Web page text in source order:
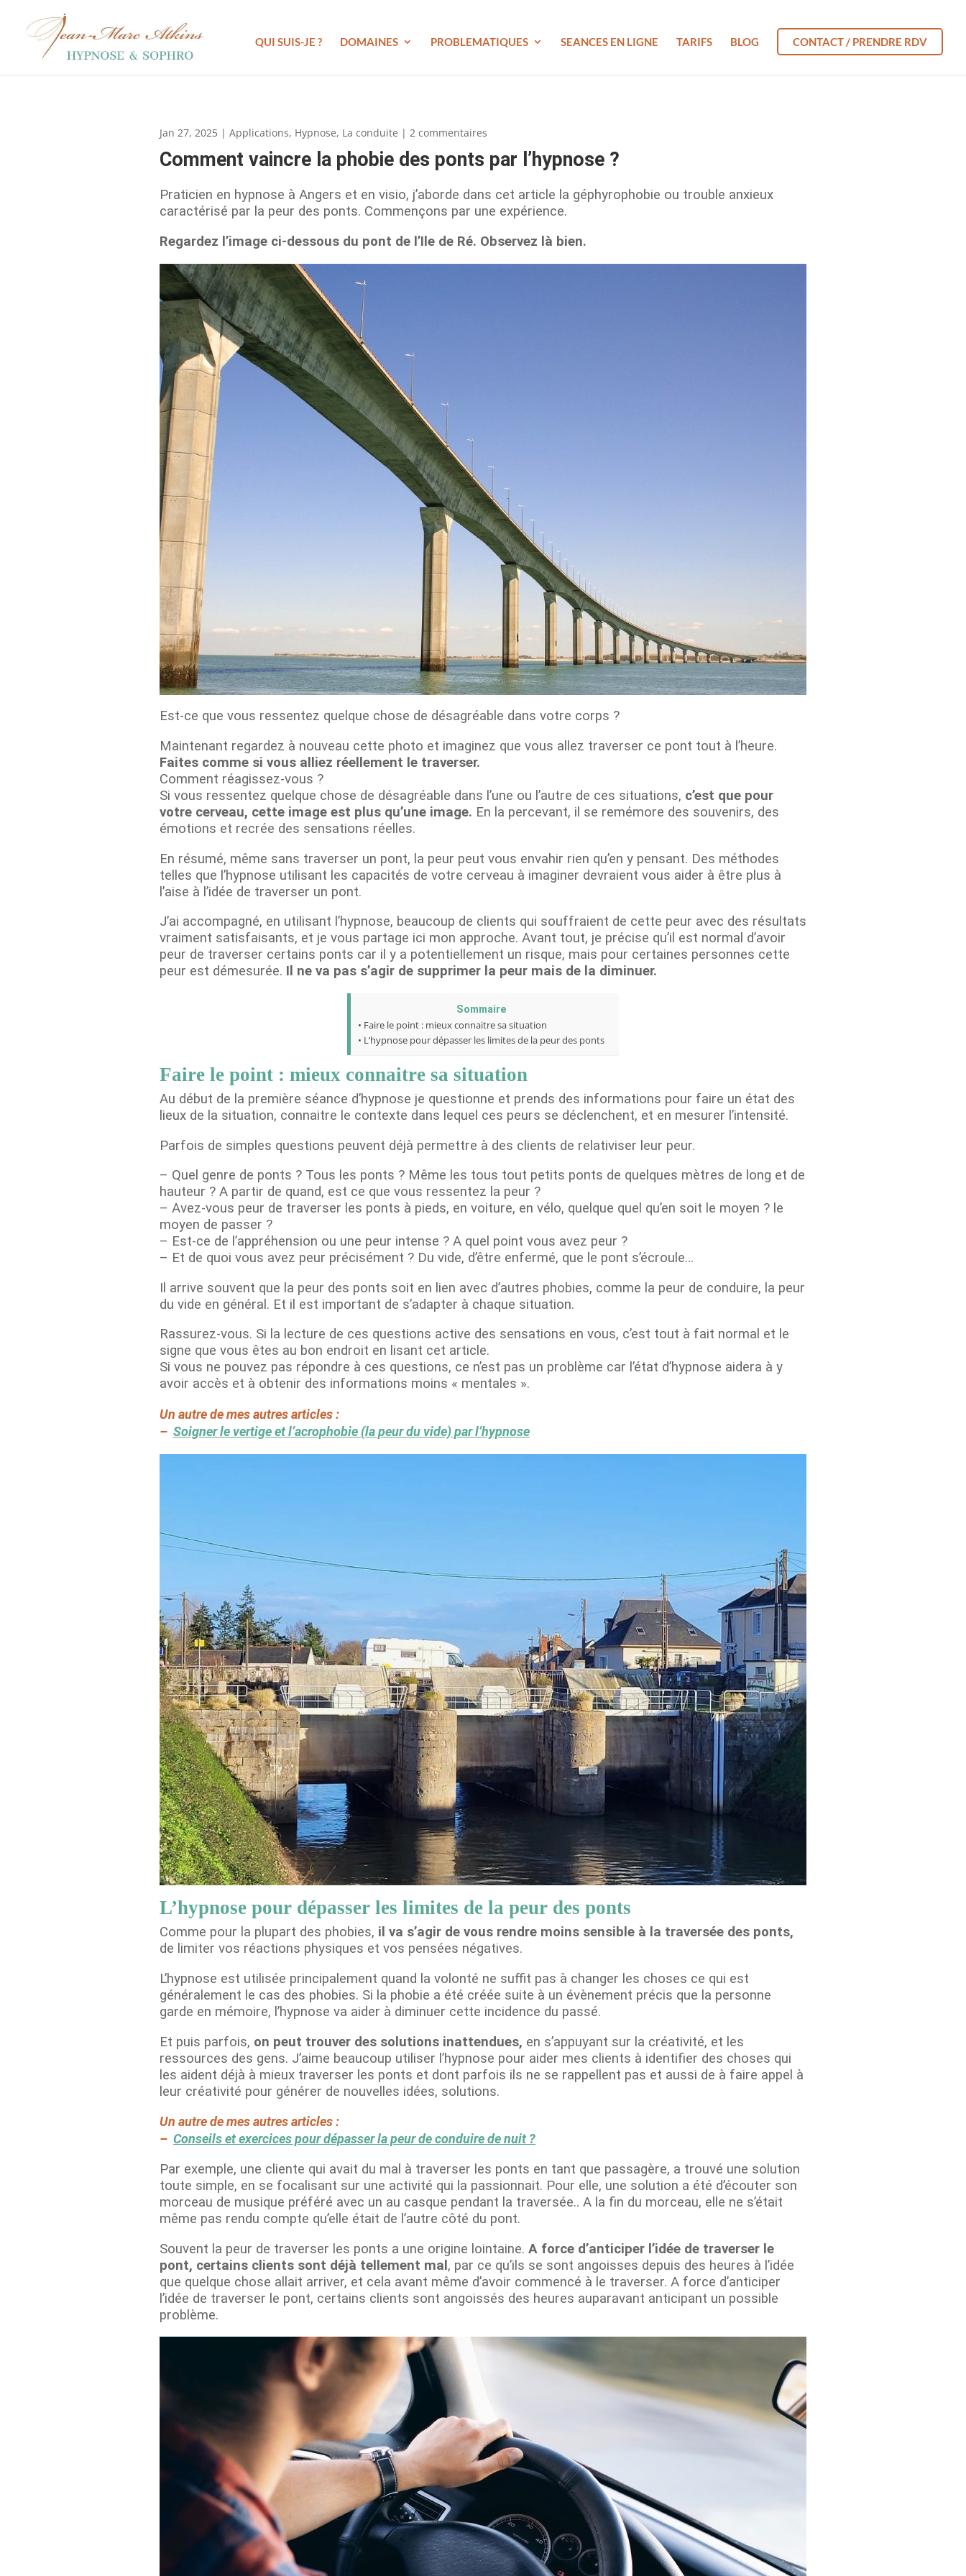
QUI SUIS-JE ? DOMAINES PROBLEMATIQUES SEANCES EN LIGNE TARIFS BLOG CONTACT / PRENDRE RDV
Jan 27, 2025 | Applications, Hypnose, La conduite | 2 commentaires
Comment vaincre la phobie des ponts par l’hypnose ?
Praticien en hypnose à Angers et en visio, j’aborde dans cet article la géphyrophobie ou trouble anxieux
caractérisé par la peur des ponts. Commençons par une expérience.
Regardez l’image ci-dessous du pont de l’Ile de Ré. Observez là bien.
Est-ce que vous ressentez quelque chose de désagréable dans votre corps ?
Maintenant regardez à nouveau cette photo et imaginez que vous allez traverser ce pont tout à l’heure.
Faites comme si vous alliez réellement le traverser.
Comment réagissez-vous ?
Si vous ressentez quelque chose de désagréable dans l’une ou l’autre de ces situations, c’est que pour
votre cerveau, cette image est plus qu’une image. En la percevant, il se remémore des souvenirs, des
émotions et recrée des sensations réelles.
En résumé, même sans traverser un pont, la peur peut vous envahir rien qu’en y pensant. Des méthodes
telles que l’hypnose utilisant les capacités de votre cerveau à imaginer devraient vous aider à être plus à
l’aise à l’idée de traverser un pont.
J’ai accompagné, en utilisant l’hypnose, beaucoup de clients qui souffraient de cette peur avec des résultats
vraiment satisfaisants, et je vous partage ici mon approche. Avant tout, je précise qu’il est normal d’avoir
peur de traverser certains ponts car il y a potentiellement un risque, mais pour certaines personnes cette
peur est démesurée. Il ne va pas s’agir de supprimer la peur mais de la diminuer.
Sommaire
Faire le point : mieux connaitre sa situation
L’hypnose pour dépasser les limites de la peur des ponts
Faire le point : mieux connaitre sa situation
Au début de la première séance d’hypnose je questionne et prends des informations pour faire un état des
lieux de la situation, connaitre le contexte dans lequel ces peurs se déclenchent, et en mesurer l’intensité.
Parfois de simples questions peuvent déjà permettre à des clients de relativiser leur peur.
– Quel genre de ponts ? Tous les ponts ? Même les tous tout petits ponts de quelques mètres de long et de
hauteur ? A partir de quand, est ce que vous ressentez la peur ?
– Avez-vous peur de traverser les ponts à pieds, en voiture, en vélo, quelque quel qu’en soit le moyen ? le
moyen de passer ?
– Est-ce de l’appréhension ou une peur intense ? A quel point vous avez peur ?
– Et de quoi vous avez peur précisément ? Du vide, d’être enfermé, que le pont s’écroule…
Il arrive souvent que la peur des ponts soit en lien avec d’autres phobies, comme la peur de conduire, la peur
du vide en général. Et il est important de s’adapter à chaque situation.
Rassurez-vous. Si la lecture de ces questions active des sensations en vous, c’est tout à fait normal et le
signe que vous êtes au bon endroit en lisant cet article.
Si vous ne pouvez pas répondre à ces questions, ce n’est pas un problème car l’état d’hypnose aidera à y
avoir accès et à obtenir des informations moins « mentales ».
Un autre de mes autres articles :
– Soigner le vertige et l’acrophobie (la peur du vide) par l’hypnose
L’hypnose pour dépasser les limites de la peur des ponts
Comme pour la plupart des phobies, il va s’agir de vous rendre moins sensible à la traversée des ponts,
de limiter vos réactions physiques et vos pensées négatives.
L’hypnose est utilisée principalement quand la volonté ne suffit pas à changer les choses ce qui est
généralement le cas des phobies. Si la phobie a été créée suite à un évènement précis que la personne
garde en mémoire, l’hypnose va aider à diminuer cette incidence du passé.
Et puis parfois, on peut trouver des solutions inattendues, en s’appuyant sur la créativité, et les
ressources des gens. J’aime beaucoup utiliser l’hypnose pour aider mes clients à identifier des choses qui
les aident déjà à mieux traverser les ponts et dont parfois ils ne se rappellent pas et aussi de à faire appel à
leur créativité pour générer de nouvelles idées, solutions.
Un autre de mes autres articles :
– Conseils et exercices pour dépasser la peur de conduire de nuit ?
Par exemple, une cliente qui avait du mal à traverser les ponts en tant que passagère, a trouvé une solution
toute simple, en se focalisant sur une activité qui la passionnait. Pour elle, une solution a été d’écouter son
morceau de musique préféré avec un au casque pendant la traversée.. A la fin du morceau, elle ne s’était
même pas rendu compte qu’elle était de l’autre côté du pont.
Souvent la peur de traverser les ponts a une origine lointaine. A force d’anticiper l’idée de traverser le
pont, certains clients sont déjà tellement mal , par ce qu’ils se sont angoisses depuis des heures à l’idée
que quelque chose allait arriver, et cela avant même d’avoir commencé à le traverser. A force d’anticiper
l’idée de traverser le pont, certains clients sont angoissés des heures auparavant anticipant un possible
problème.